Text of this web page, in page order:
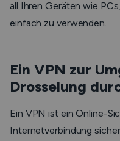
all Ihren Geräten wie
einfach zu verwenden.
Ein VPN zur
Drosselung
Ein VPN ist ein Online-
Internetverbindung